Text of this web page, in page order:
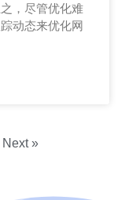
，尽管优化难
动态来优化网
Next »